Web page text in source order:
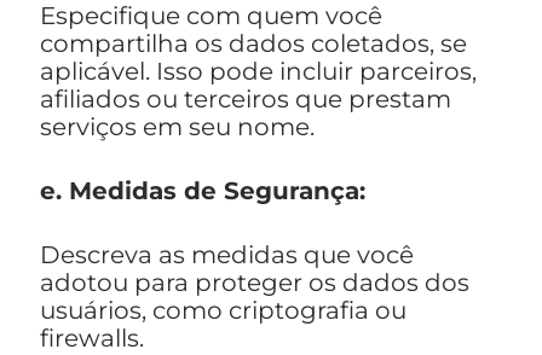
Especifique com quem você
compartilha os dados coletados, se
aplicável. Isso pode incluir parceiros,
afiliados ou terceiros que prestam
serviços em seu nome.
e. Medidas de Segurança:
Descreva as medidas que você
adotou para proteger os dados dos
usuários, como criptografia ou
firewalls.